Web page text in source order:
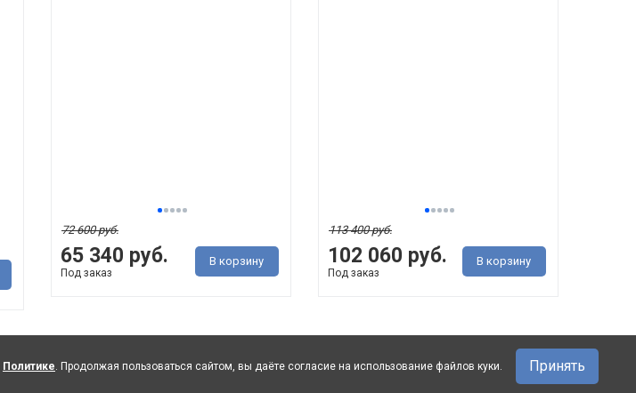
65 340 руб.
72 600 руб.
Под заказ
В корзину 102 060 руб.
113 400 руб.
Под заказ
В корзину
Политике . Продолжая пользоваться сайтом, вы даёте согласие на использование файлов куки. Принять